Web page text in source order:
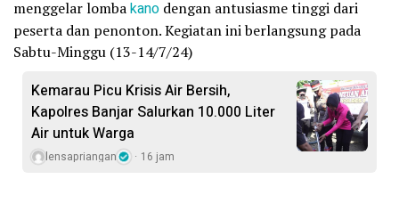
menggelar lombakano dengan antusiasme tinggi dari
peserta dan penonton. Kegiatan ini berlangsung pada
Sabtu-Minggu (13-14/7/24)
Kemarau Picu Krisis Air Bersih,
Kapolres Banjar Salurkan 10.000 Liter
Air untuk Warga
lensapriangan 16 jam